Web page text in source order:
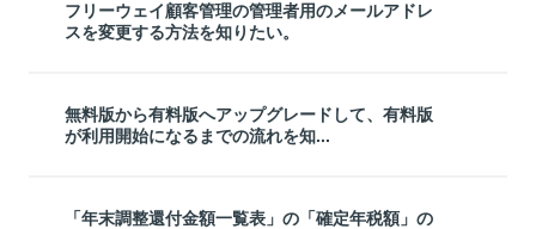
フリーウェイ顧客管理の管理者用のメールアドレ
スを変更する方法を知りたい。
無料版から有料版へアップグレードして、有料版
が利用開始になるまでの流れを知...
「年末調整還付金額一覧表」の「確定年税額」の